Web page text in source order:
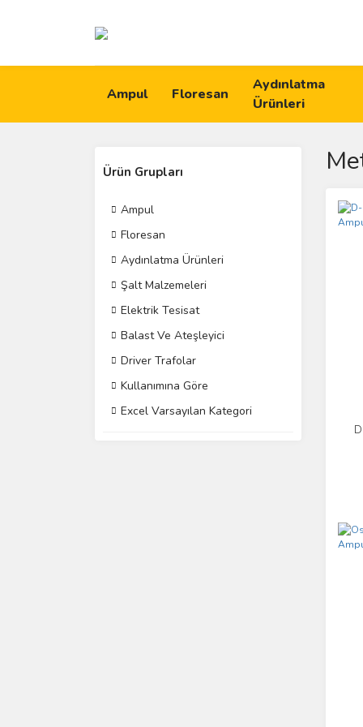
Ampul Floresan
Aydınlatma
Ürünleri
Ürün Grupları
Ampul
Floresan
Aydınlatma Ürünleri
Şalt Malzemeleri
Elektrik Tesisat
Balast Ve Ateşleyici
Driver Trafolar
Kullanımına Göre
Excel Varsayılan Kategori